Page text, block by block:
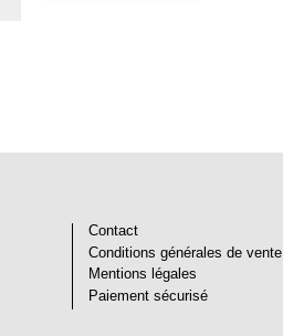
Contact
Conditions générales de vente
Mentions légales
Paiement sécurisé